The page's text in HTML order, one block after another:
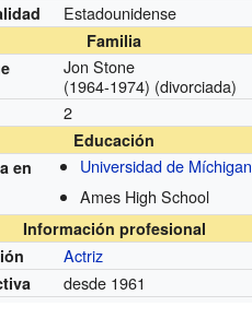
Estadounidense
Familia
Jon Stone
(1964-1974) (divorciada)
2
Educación
en
Universidad de Míchigan
Ames High School
Información profesional
Actriz
desde 1961